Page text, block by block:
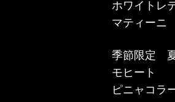
ホワ
マテ
季節限定
モ
ピニ